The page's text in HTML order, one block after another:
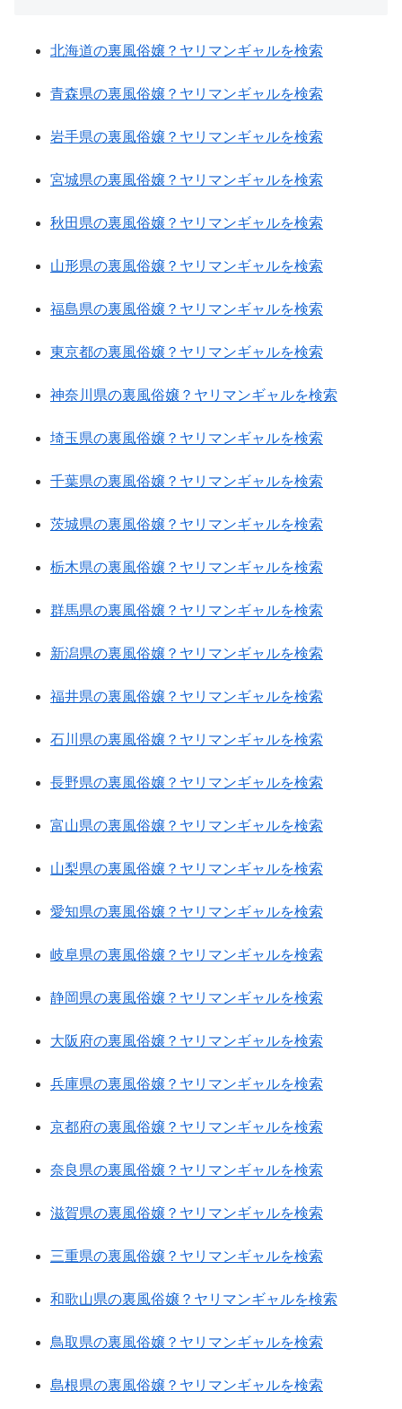
北海道の裏風俗嬢？ヤリマンギャルを検索
青森県の裏風俗嬢？ヤリマンギャルを検索
岩手県の裏風俗嬢？ヤリマンギャルを検索
宮城県の裏風俗嬢？ヤリマンギャルを検索
秋田県の裏風俗嬢？ヤリマンギャルを検索
山形県の裏風俗嬢？ヤリマンギャルを検索
福島県の裏風俗嬢？ヤリマンギャルを検索
東京都の裏風俗嬢？ヤリマンギャルを検索
神奈川県の裏風俗嬢？ヤリマンギャルを検索
埼玉県の裏風俗嬢？ヤリマンギャルを検索
千葉県の裏風俗嬢？ヤリマンギャルを検索
茨城県の裏風俗嬢？ヤリマンギャルを検索
栃木県の裏風俗嬢？ヤリマンギャルを検索
群馬県の裏風俗嬢？ヤリマンギャルを検索
新潟県の裏風俗嬢？ヤリマンギャルを検索
福井県の裏風俗嬢？ヤリマンギャルを検索
石川県の裏風俗嬢？ヤリマンギャルを検索
長野県の裏風俗嬢？ヤリマンギャルを検索
富山県の裏風俗嬢？ヤリマンギャルを検索
山梨県の裏風俗嬢？ヤリマンギャルを検索
愛知県の裏風俗嬢？ヤリマンギャルを検索
岐阜県の裏風俗嬢？ヤリマンギャルを検索
静岡県の裏風俗嬢？ヤリマンギャルを検索
大阪府の裏風俗嬢？ヤリマンギャルを検索
兵庫県の裏風俗嬢？ヤリマンギャルを検索
京都府の裏風俗嬢？ヤリマンギャルを検索
奈良県の裏風俗嬢？ヤリマンギャルを検索
滋賀県の裏風俗嬢？ヤリマンギャルを検索
三重県の裏風俗嬢？ヤリマンギャルを検索
和歌山県の裏風俗嬢？ヤリマンギャルを検索
鳥取県の裏風俗嬢？ヤリマンギャルを検索
島根県の裏風俗嬢？ヤリマンギャルを検索